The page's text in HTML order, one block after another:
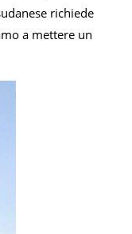
richiede
a mettere un